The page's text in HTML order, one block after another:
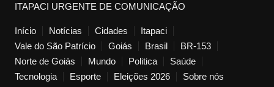
ITAPACI URGENTE DE COMUNICAÇÃO
Início Notícias Cidades
Itapaci
Vale do São Patrício
Goiás Brasil
BR-153
Norte de Goiás
Mundo Politica
Saúde
Tecnologia
Esporte Eleições 2026 Sobre nós